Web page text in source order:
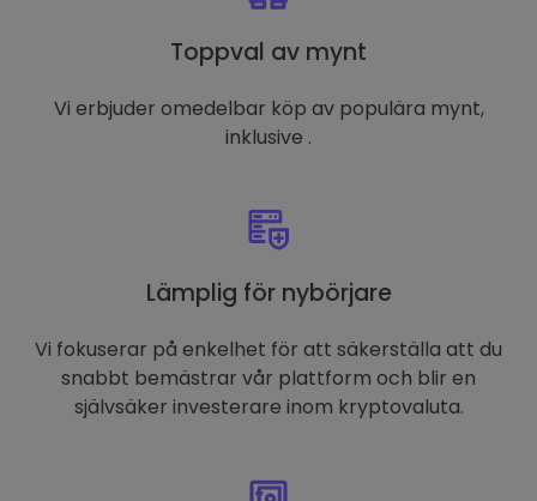
Toppval av mynt
Vi erbjuder omedelbar köp av populära mynt,
inklusive .
Lämplig för nybörjare
Vi fokuserar på enkelhet för att säkerställa att du
snabbt bemästrar vår plattform och blir en
självsäker investerare inom kryptovaluta.